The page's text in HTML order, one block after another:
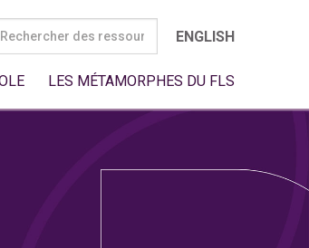
ENGLISH
LES MÉTAMORPHES DU FLS